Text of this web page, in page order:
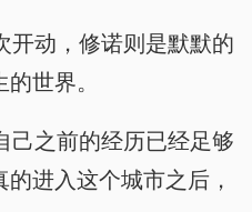
开动，修诺则是默默的
世界。
己之前的经历已经足够
进入这个城市之后，